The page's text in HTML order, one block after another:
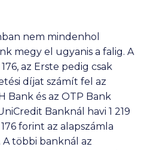
nem mindenhol
megy el ugyanis a falig. A
176, az Erste pedig csak
díjat számít fel az
Bank és az OTP Bank
Banknál havi 1 219
176 forint az alapszámla
A többi banknál az